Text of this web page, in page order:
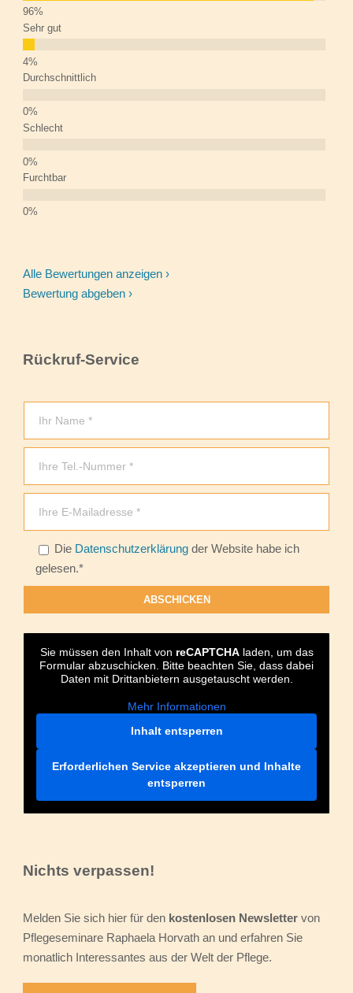
Sehr gut
Durchschnittlich
Schlecht
Furchtbar
Alle Bewertungen anzeigen ›
Bewertung abgeben ›
Rückruf-Service
Bitte lasse dieses Feld leer.
Die Datenschutzerklärung der Website habe ich
gelesen.*
Sie müssen den Inhalt von reCAPTCHAladen, um das
Formular abzuschicken. Bitte beachten Sie, dass dabei
Daten mit Drittanbietern ausgetauscht werden.
Mehr Informationen
Inhalt entsperren
Erforderlichen Service akzeptieren und Inhalte
entsperren
Nichts verpassen!
Melden Sie sich hier für den kostenlosen Newsletter von
Pflegeseminare Raphaela Horvath an und erfahren Sie
monatlich Interessantes aus der Welt der Pflege.